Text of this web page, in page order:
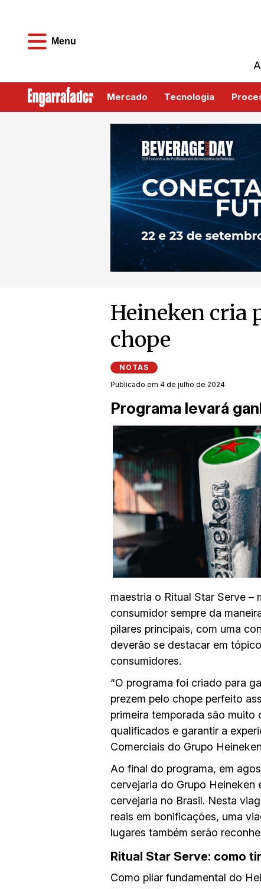
Menu
Mercado Tecnologia
Heineken cria
chope
NOTAS
Publicado em 4 de julho de 2024
Programa levará
maestria o Ritual Star Serve
consumidor sempre da
pilares principais, com uma
deverão se destacar em
consumidores.
“O programa foi criado para
prezem pelo chope perfeito
primeira temporada são muito
qualificados e garantir a
Comerciais do Grupo
Ao final do programa, em
cervejaria do Grupo Heineken
cervejaria no Brasil. Nesta
reais em bonificações, uma
lugares também serão
Ritual Star Serve: como
Como pilar fundamental do